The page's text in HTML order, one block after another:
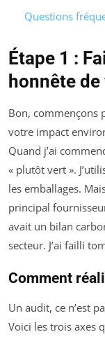
Questions
Étape 1 :
honnête
Bon, commençons
votre impact
Quand j’ai
« plutôt vert ».
les emballages.
principal
avait un bilan
secteur. J’ai failli
Comment
Un audit, ce n’est
Voici les trois axes